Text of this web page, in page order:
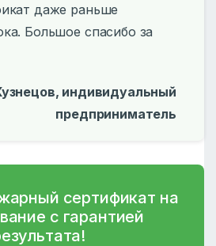
даже раньше
Большое спасибо за
индивидуальный
предприниматель
сертификат на
с гарантией